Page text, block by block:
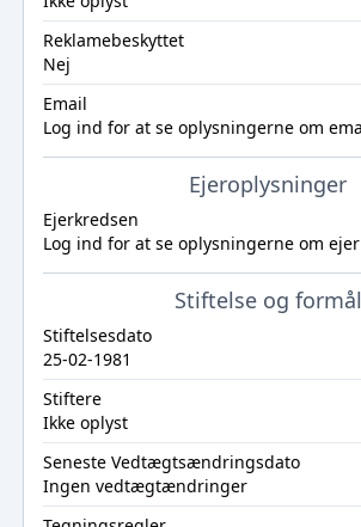
Reklamebeskyttet
Nej
Email
Log ind for at se oplysningerne om
Ejeroplysninger
Ejerkredsen
Log ind for at se oplysningerne om
Stiftelse og formål
Stiftelsesdato
25-02-1981
Stiftere
Ikke oplyst
Seneste Vedtægtsændringsdato
Ingen vedtægtændringer